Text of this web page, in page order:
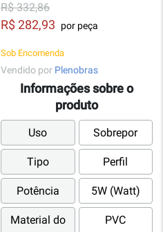
R$ 332,86
R$ 282,93 por peça
Sob Encomenda
Vendido por Plenobras
Informações sobre o
produto
Uso Sobrepor
Tipo Perfil
Potência 5W (Watt)
Material do
PVC